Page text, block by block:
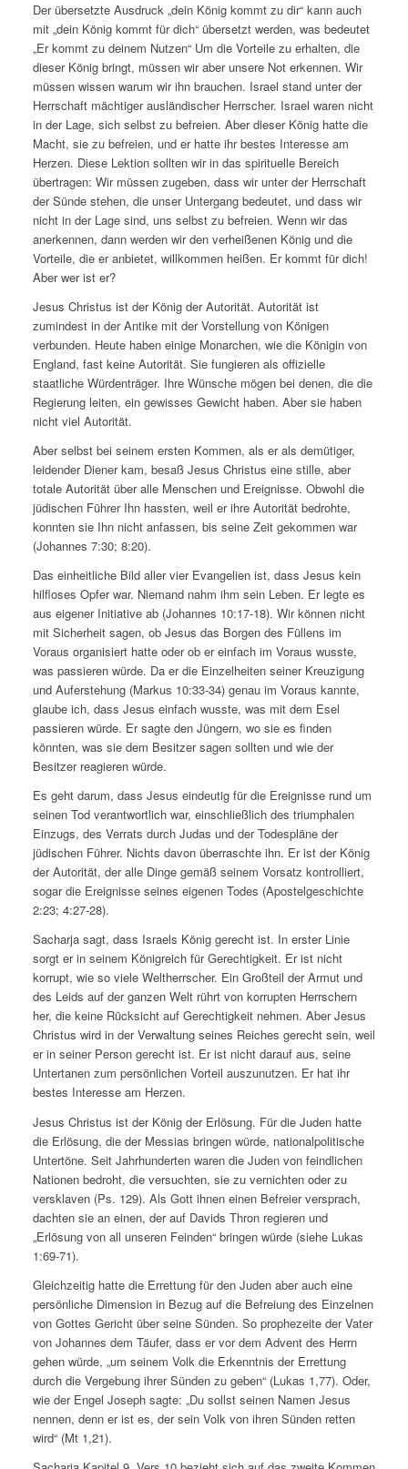
Der übersetzte Ausdruck „dein König kommt zu dir“ kann auch
mit „dein König kommt für dich“ übersetzt werden, was bedeutet
„Er kommt zu deinem Nutzen“ Um die Vorteile zu erhalten, die
dieser König bringt, müssen wir aber unsere Not erkennen. Wir
müssen wissen warum wir ihn brauchen. Israel stand unter der
Herrschaft mächtiger ausländischer Herrscher. Israel waren nicht
in der Lage, sich selbst zu befreien. Aber dieser König hatte die
Macht, sie zu befreien, und er hatte ihr bestes Interesse am
Herzen. Diese Lektion sollten wir in das spirituelle Bereich
übertragen: Wir müssen zugeben, dass wir unter der Herrschaft
der Sünde stehen, die unser Untergang bedeutet, und dass wir
nicht in der Lage sind, uns selbst zu befreien. Wenn wir das
anerkennen, dann werden wir den verheißenen König und die
Vorteile, die er anbietet, willkommen heißen. Er kommt für dich!
Aber wer ist er?
Jesus Christus ist der König der Autorität. Autorität ist
zumindest in der Antike mit der Vorstellung von Königen
verbunden. Heute haben einige Monarchen, wie die Königin von
England, fast keine Autorität. Sie fungieren als offizielle
staatliche Würdenträger. Ihre Wünsche mögen bei denen, die die
Regierung leiten, ein gewisses Gewicht haben. Aber sie haben
nicht viel Autorität.
Aber selbst bei seinem ersten Kommen, als er als demütiger,
leidender Diener kam, besaß Jesus Christus eine stille, aber
totale Autorität über alle Menschen und Ereignisse. Obwohl die
jüdischen Führer Ihn hassten, weil er ihre Autorität bedrohte,
konnten sie Ihn nicht anfassen, bis seine Zeit gekommen war
(Johannes 7:30; 8:20).
Das einheitliche Bild aller vier Evangelien ist, dass Jesus kein
hilfloses Opfer war. Niemand nahm ihm sein Leben. Er legte es
aus eigener Initiative ab (Johannes 10:17-18). Wir können nicht
mit Sicherheit sagen, ob Jesus das Borgen des Füllens im
Voraus organisiert hatte oder ob er einfach im Voraus wusste,
was passieren würde. Da er die Einzelheiten seiner Kreuzigung
und Auferstehung (Markus 10:33-34) genau im Voraus kannte,
glaube ich, dass Jesus einfach wusste, was mit dem Esel
passieren würde. Er sagte den Jüngern, wo sie es finden
könnten, was sie dem Besitzer sagen sollten und wie der
Besitzer reagieren würde.
Es geht darum, dass Jesus eindeutig für die Ereignisse rund um
seinen Tod verantwortlich war, einschließlich des triumphalen
Einzugs, des Verrats durch Judas und der Todespläne der
jüdischen Führer. Nichts davon überraschte ihn. Er ist der König
der Autorität, der alle Dinge gemäß seinem Vorsatz kontrolliert,
sogar die Ereignisse seines eigenen Todes (Apostelgeschichte
2:23; 4:27-28).
Sacharja sagt, dass Israels König gerecht ist. In erster Linie
sorgt er in seinem Königreich für Gerechtigkeit. Er ist nicht
korrupt, wie so viele Weltherrscher. Ein Großteil der Armut und
des Leids auf der ganzen Welt rührt von korrupten Herrschern
her, die keine Rücksicht auf Gerechtigkeit nehmen. Aber Jesus
Christus wird in der Verwaltung seines Reiches gerecht sein, weil
er in seiner Person gerecht ist. Er ist nicht darauf aus, seine
Untertanen zum persönlichen Vorteil auszunutzen. Er hat ihr
bestes Interesse am Herzen.
Jesus Christus ist der König der Erlösung. Für die Juden hatte
die Erlösung, die der Messias bringen würde, nationalpolitische
Untertöne. Seit Jahrhunderten waren die Juden von feindlichen
Nationen bedroht, die versuchten, sie zu vernichten oder zu
versklaven (Ps. 129). Als Gott ihnen einen Befreier versprach,
dachten sie an einen, der auf Davids Thron regieren und
„Erlösung von all unseren Feinden“ bringen würde (siehe Lukas
1:69-71).
Gleichzeitig hatte die Errettung für den Juden aber auch eine
persönliche Dimension in Bezug auf die Befreiung des Einzelnen
von Gottes Gericht über seine Sünden. So prophezeite der Vater
von Johannes dem Täufer, dass er vor dem Advent des Herrn
gehen würde, „um seinem Volk die Erkenntnis der Errettung
durch die Vergebung ihrer Sünden zu geben“ (Lukas 1,77). Oder,
wie der Engel Joseph sagte: „Du sollst seinen Namen Jesus
nennen, denn er ist es, der sein Volk von ihren Sünden retten
wird“ (Mt 1,21).